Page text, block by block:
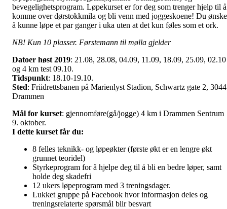
bevegelighetsprogram. Løpekurset er for deg som trenger hjelp til å
komme over dørstokkmila og bli venn med joggeskoene! Du
å kunne løpe et par ganger i uka uten at det kun føles som et ork.
NB! Kun 10 plasser. Førstemann til mølla gjelder
Datoer høst 2019: 21.08, 28.08, 04.09, 11.09, 18.09, 25.09, 02.10
og 4 km test 09.10.
Tidspunkt: 18.10-19.10.
Sted: Friidrettsbanen på Marienlyst Stadion, Schwartz gate 2, 3044
Drammen
Mål for kurset: gjennomføre(gå/jogge) 4 km i Drammen Sentrum
9. oktober.
I dette kurset får du:
8 felles teknikk- og løpeøkter (første økt er en lengre økt
grunnet teoridel)
Styrkeprogram for å hjelpe deg til å bli en bedre løper, samt
holde deg skadefri
12 ukers løpeprogram med 3 treningsdager.
Lukket gruppe på Facebook hvor informasjon deles og
treningsrelaterte spørsmål blir besvart